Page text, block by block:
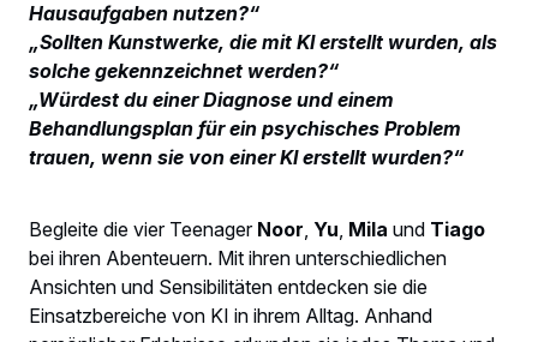
Hausaufgaben nutzen?“
„Sollten Kunstwerke, die mit KI erstellt wurden, als
solche gekennzeichnet werden?“
„Würdest du einer Diagnose und einem
Behandlungsplan für ein psychisches Problem
trauen, wenn sie von einer KI erstellt wurden?“
Begleite die vier Teenager Noor, Yu, Mila und Tiago
bei ihren Abenteuern. Mit ihren unterschiedlichen
Ansichten und Sensibilitäten entdecken sie die
Einsatzbereiche von KI in ihrem Alltag. Anhand